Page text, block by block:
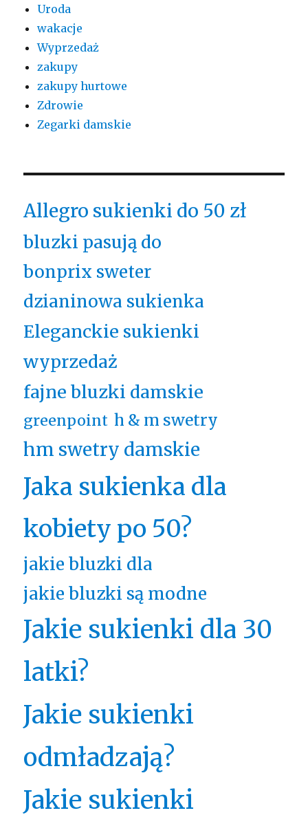
Uroda
wakacje
Wyprzedaż
zakupy
zakupy hurtowe
Zdrowie
Zegarki damskie
Allegro sukienki do 50 zł
bluzki pasują do
bonprix sweter
dzianinowa sukienka
Eleganckie sukienki
wyprzedaż
fajne bluzki damskie
greenpoint h & m swetry
hm swetry damskie
Jaka sukienka dla
kobiety po 50?
jakie bluzki dla
jakie bluzki są modne
Jakie sukienki dla 30
latki?
Jakie sukienki
odmładzają?
Jakie sukienki